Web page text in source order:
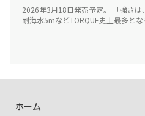
2026年3月18日発売予定。 「強さは
耐海水5mなどTORQUE史上最多とな
ホーム